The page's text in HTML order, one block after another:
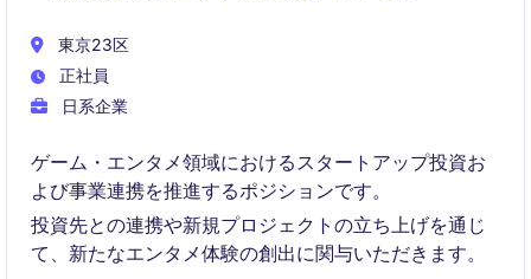
東京23区
正社員
日系企業
ゲーム・エンタメ領域におけるスタートアップ投資お
よび事業連携を推進するポジションです。
投資先との連携や新規プロジェクトの立ち上げを通じ
て、新たなエンタメ体験の創出に関与いただきます。